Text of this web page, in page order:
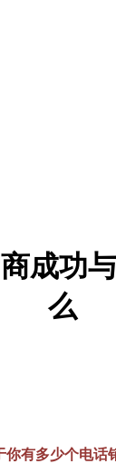
成功
么
有多少个电